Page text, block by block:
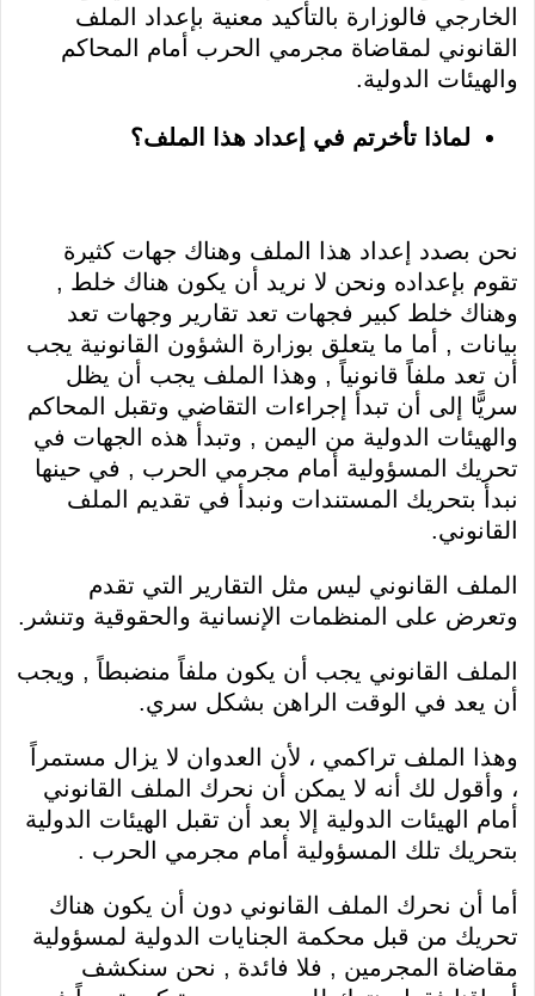
الخارجي فالوزارة بالتأكيد معنية بإعداد الملف
القانوني لمقاضاة مجرمي الحرب أمام المحاكم
والهيئات الدولية.
لماذا تأخرتم في إعداد هذا الملف؟
نحن بصدد إعداد هذا الملف وهناك جهات كثيرة
تقوم بإعداده ونحن لا نريد أن يكون هناك خلط ,
وهناك خلط كبير فجهات تعد تقارير وجهات تعد
بيانات , أما ما يتعلق بوزارة الشؤون القانونية يجب
أن تعد ملفاً قانونياً , وهذا الملف يجب أن يظل
سريًّا إلى أن تبدأ إجراءات التقاضي وتقبل المحاكم
والهيئات الدولية من اليمن , وتبدأ هذه الجهات في
تحريك المسؤولية أمام مجرمي الحرب , في حينها
نبدأ بتحريك المستندات ونبدأ في تقديم الملف
القانوني.
الملف القانوني ليس مثل التقارير التي تقدم
وتعرض على المنظمات الإنسانية والحقوقية وتنشر.
الملف القانوني يجب أن يكون ملفاً منضبطاً , ويجب
أن يعد في الوقت الراهن بشكل سري.
وهذا الملف تراكمي ، لأن العدوان لا يزال مستمراً
، وأقول لك أنه لا يمكن أن نحرك الملف القانوني
أمام الهيئات الدولية إلا بعد أن تقبل الهيئات الدولية
بتحريك تلك المسؤولية أمام مجرمي الحرب .
أما أن نحرك الملف القانوني دون أن يكون هناك
تحريك من قبل محكمة الجنايات الدولية لمسؤولية
مقاضاة المجرمين , فلا فائدة , نحن سنكشف